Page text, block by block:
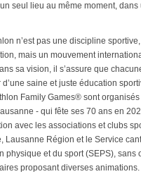
seul lieu au même moment, dans
n’est pas une discipline
mais un mouvement
sa vision, il s’assure que
d’une saine et juste éducation
Family Games® sont
- qui fête ses 70 ans en
avec les associations et clubs
Lausanne Région et le Service
physique et du sport (SEPS), sans
proposant diverses